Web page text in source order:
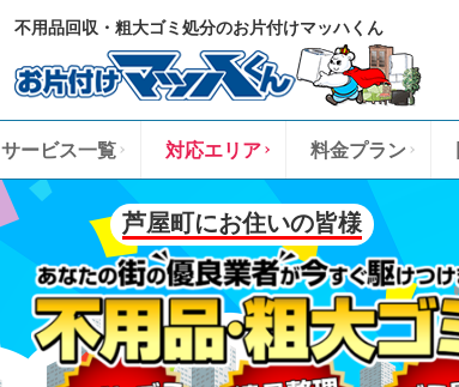
不用品回収・粗大ゴミ処分のお片付けマッハくん
サービス一覧 対応エリア 料金プラン
芦屋町にお住いの皆様